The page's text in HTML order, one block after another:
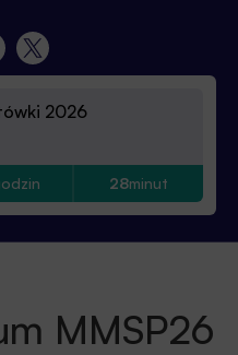
2026
28minut
MMSP26